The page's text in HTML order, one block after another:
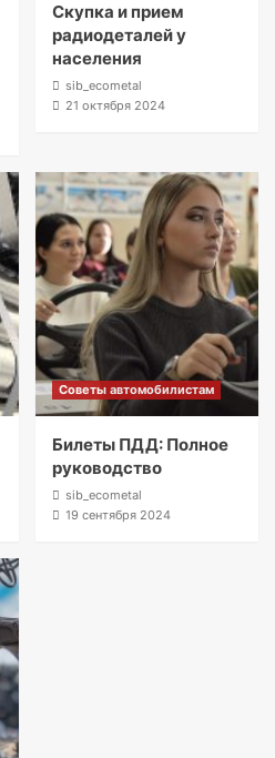
Скупка и прием
радиодеталей у
населения
sib_ecometal
21 октября 2024
Советы автомобилистам
Билеты ПДД: Полное
руководство
sib_ecometal
19 сентября 2024